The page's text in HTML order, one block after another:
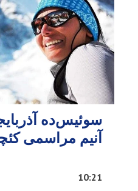
سوئیس‌ده
آنیم مراسمی
10:21